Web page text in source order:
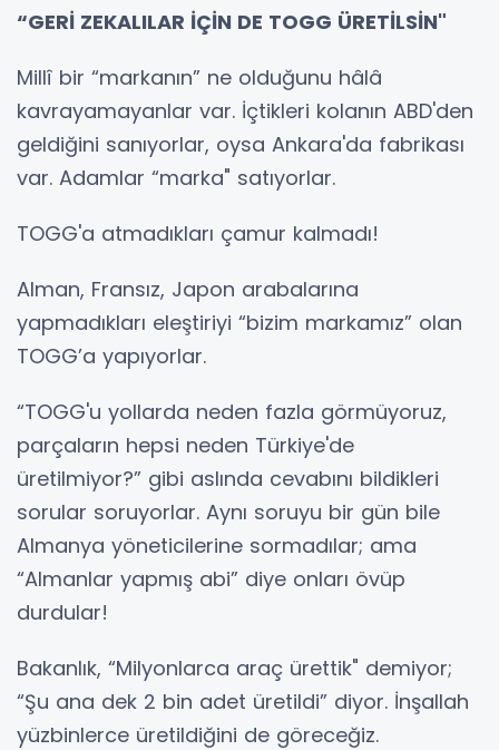
“GERİ ZEKALILAR İÇİN DE TOGG ÜRETİLSİN"
Millî bir “markanın” ne olduğunu hâlâ
kavrayamayanlar var. İçtikleri kolanın ABD'den
geldiğini sanıyorlar, oysa Ankara'da fabrikası
var. Adamlar “marka" satıyorlar.
TOGG'a atmadıkları çamur kalmadı!
Alman, Fransız, Japon arabalarına
yapmadıkları eleştiriyi “bizim markamız” olan
TOGG’a yapıyorlar.
“TOGG'u yollarda neden fazla görmüyoruz,
parçaların hepsi neden Türkiye'de
üretilmiyor?” gibi aslında cevabını bildikleri
sorular soruyorlar. Aynı soruyu bir gün bile
Almanya yöneticilerine sormadılar; ama
“Almanlar yapmış abi” diye onları övüp
durdular!
Bakanlık, “Milyonlarca araç ürettik" demiyor;
“Şu ana dek 2 bin adet üretildi” diyor. İnşallah
yüzbinlerce üretildiğini de göreceğiz.